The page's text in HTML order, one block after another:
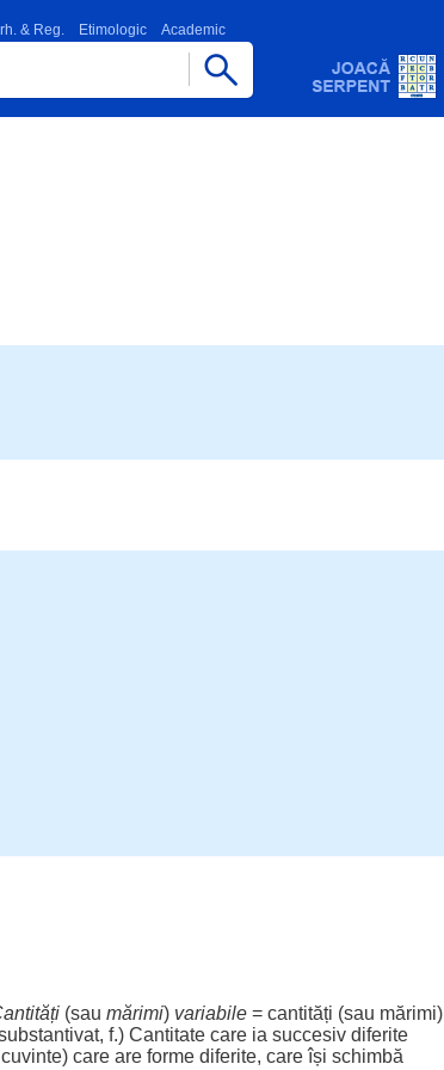
& Reg. Etimologic Academic
(sau mărimi) variabile = cantități (sau mărimi)
f.) Cantitate care ia succesiv diferite
cuvinte) care are forme diferite, care își schimbă